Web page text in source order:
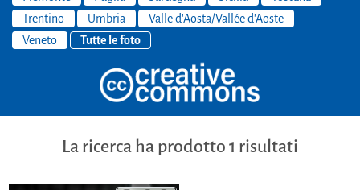
Trentino
Umbria
Valle d'Aosta/Vallée d'Aoste
Veneto
Tutte le foto
La ricerca ha prodotto 1 risultati